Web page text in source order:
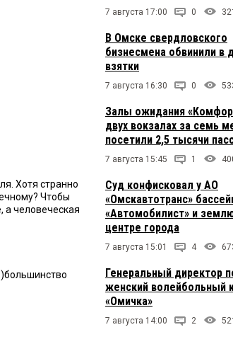
Хотя странно
Чтобы
а человеческая
7 августа 17:00 0
В Омске свердловского
бизнесмена обвинили в
взятки
7 августа 16:30 0
Залы ожидания
двух вокзалах за семь
посетили 2,5 тысячи
7 августа 15:45 1
Суд конфисковал у АО
«Омскавтотранс»
«Автомобилист» и
центре города
7 августа 15:01 4
Генеральный директор
женский волейбольный
«Омичка»
7 августа 14:00 2